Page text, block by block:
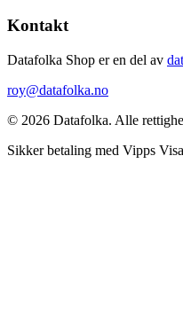
Kontakt
Datafolka Shop er en del av
roy@datafolka.no
© 2026 Datafolka. Alle
Sikker betaling med Vipps Visa